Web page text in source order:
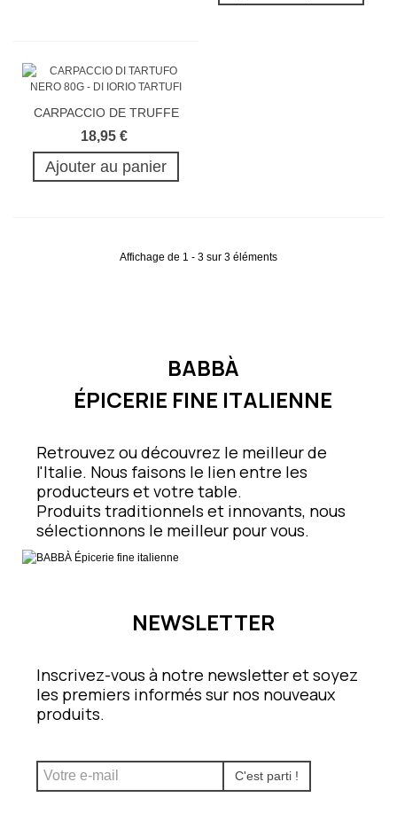
CARPACCIO DE TRUFFE
NOIRE 80G
18,95 €
Ajouter au panier
Affichage de 1 - 3 sur 3 éléments
BABBÀ
ÉPICERIE FINE ITALIENNE
Retrouvez ou découvrez le meilleur de
l'Italie. Nous faisons le lien entre les
producteurs et votre table.
Produits traditionnels et innovants, nous
sélectionnons le meilleur pour vous.
NEWSLETTER
Inscrivez-vous à notre newsletter et soyez
les premiers informés sur nos nouveaux
produits.
C'est parti !